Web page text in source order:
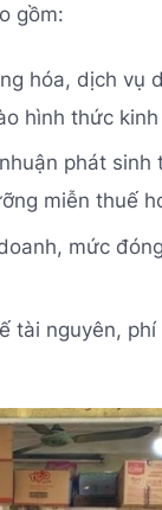
gồm:
hóa, dịch vụ
hình thức
phát
miễn thuế
mức
tài nguyên,